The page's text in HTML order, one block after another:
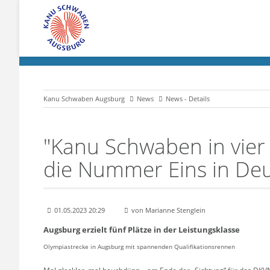
Kanu Schwaben Augsburg News News - Details
"Kanu Schwaben in
die Nummer Eins in
01.05.2023 20:29 von Marianne Stenglein
Augsburg erzielt fünf Plätze in der Leistungsklasse
Olympiastrecke in Augsburg mit spannenden Qualifikationsrennen